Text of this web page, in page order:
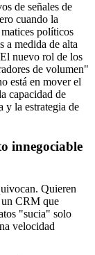
de señales de
cuando la
políticos
a medida de alta
nuevo rol de los
de volumen"
está en mover el
capacidad de
y la estrategia de
innegociable
Quieren
un CRM que
"sucia" solo
velocidad